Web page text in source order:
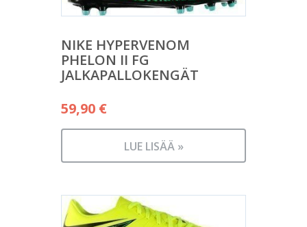
NIKE HYPERVENOM
PHELON II FG
JALKAPALLOKENGÄT
59,90 €
LUE LISÄÄ »